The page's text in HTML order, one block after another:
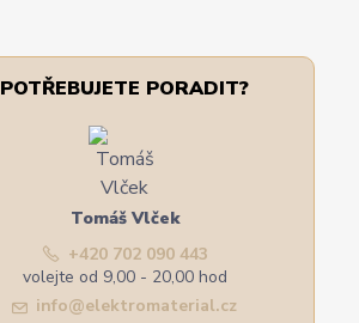
POTŘEBUJETE PORADIT?
Tomáš Vlček
+420 702 090 443
volejte od 9,00 - 20,00 hod
info@elektromaterial.cz